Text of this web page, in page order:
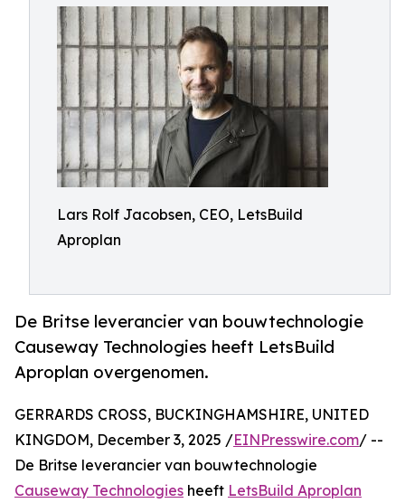
Lars Rolf Jacobsen, CEO, LetsBuild
Aproplan
De Britse leverancier van bouwtechnologie
Causeway Technologies heeft LetsBuild
Aproplan overgenomen.
GERRARDS CROSS, BUCKINGHAMSHIRE, UNITED
KINGDOM, December 3, 2025 /EINPresswire.com/ --
De Britse leverancier van bouwtechnologie
Causeway Technologies heeft LetsBuild Aproplan